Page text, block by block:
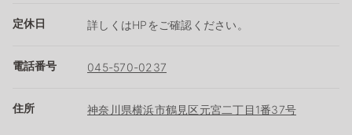
定休日 詳しくはHPをご確認ください。
電話番号 045-570-0237
住所 神奈川県横浜市鶴見区元宮二丁目1番37号